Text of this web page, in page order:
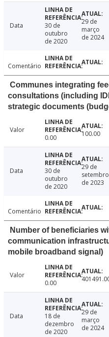
Data
30 de
outubro
de 2020
29 de
março
de 2024
Comentário
Communes integrating
consultations (including
strategic documents
Valor
0.00
100.00
Data
30 de
outubro
de 2020
29 de
setembro
de 2023
Comentário
Number of beneficiaries
communication
mobile broadband signal)
Valor
0.00
Data
18 de
dezembro
de 2020
29 de
março
de 2024